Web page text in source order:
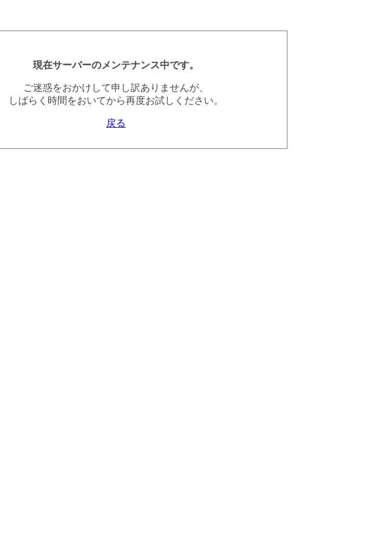
現在サーバーのメンテナンス中です。
ご迷惑をおかけして申し訳ありませんが、
しばらく時間をおいてから再度お試しください。
戻る